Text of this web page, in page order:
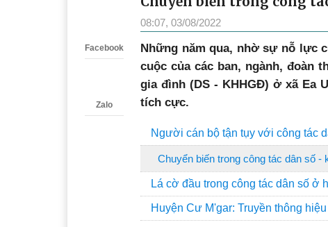
Facebook
Zalo
08:07, 03/08/2022
N hững năm qua, nhờ sự nỗ lực
cuộc của các ban, ngành, đoàn
gia đình (DS - KHHGĐ) ở xã Ea
tích cực.
Người cán bộ tận tụy với công tác
Chuyển biến trong công tác dân số -
Lá cờ đầu trong công tác dân số ở
Huyện Cư M'gar: Truyền thông